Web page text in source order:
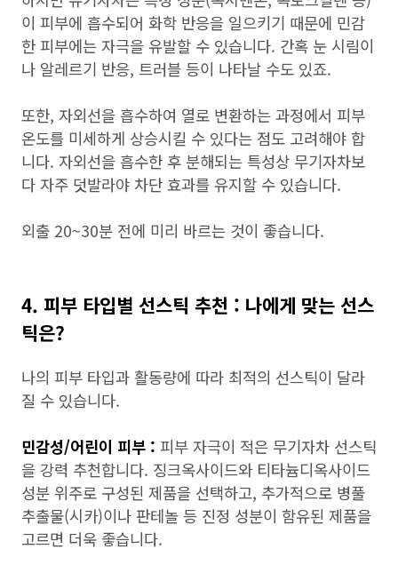
이 피부에 흡수되어 화학 반응을 일으키기 때문에 민감
한 피부에는 자극을 유발할 수 있습니다. 간혹 눈 시림이
나 알레르기 반응, 트러블 등이 나타날 수도 있죠.
또한, 자외선을 흡수하여 열로 변환하는 과정에서 피부
온도를 미세하게 상승시킬 수 있다는 점도 고려해야 합
니다. 자외선을 흡수한 후 분해되는 특성상 무기자차보
다 자주 덧발라야 차단 효과를 유지할 수 있습니다.
외출 20~30분 전에 미리 바르는 것이 좋습니다.
4. 피부 타입별 선스틱 추천 : 나에게 맞는 선스
틱은?
나의 피부 타입과 활동량에 따라 최적의 선스틱이 달라
질 수 있습니다.
민감성/어린이 피부 : 피부 자극이 적은 무기자차 선스틱
을 강력 추천합니다. 징크옥사이드와 티타늄디옥사이드
성분 위주로 구성된 제품을 선택하고, 추가적으로 병풀
추출물(시카)이나 판테놀 등 진정 성분이 함유된 제품을
고르면 더욱 좋습니다.